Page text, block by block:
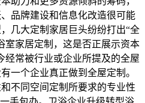
品牌建设和信息化改造很可能
几大定制家居巨头纷纷打出“全
室家居定制，这是否正展示资本
经常被行业或企业所提及的全屋
一个企业真正做到全屋定制。
不同空间定制所要求的专业性